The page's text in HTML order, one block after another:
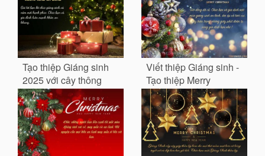
Tạo thiệp Giáng sinh
2025 với cây thông
Noel và lời chúc ý
nghĩa
Viết thiệp Giáng sinh -
Tạo thiệp Merry
Christmas lấp lánh ý
nghĩa